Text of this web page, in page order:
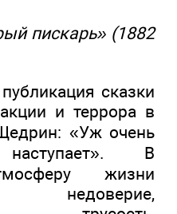
пискарь» (1882
сказки
и террора в
«Уж очень
В
жизни